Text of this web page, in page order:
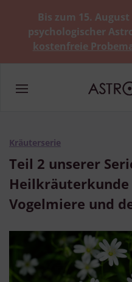
Bis zum 15.
psychologischer
kostenfreie
Kräuterserie
Teil 2 unserer
Heilkräuterkunde
Vogelmiere und